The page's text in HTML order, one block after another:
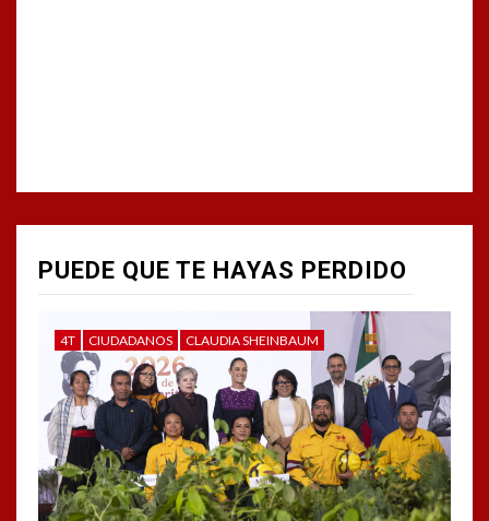
PUEDE QUE TE HAYAS PERDIDO
4T CIUDADANOS CLAUDIA SHEINBAUM